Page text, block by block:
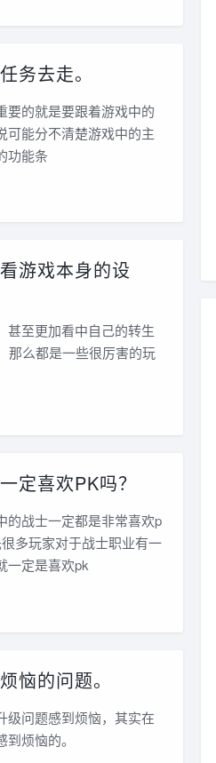
务去走。
要的就是要跟着游戏中的
可能分不清楚游戏中的主
功能条
游戏本身的设
甚至更加看中自己的转生
那么都是一些很厉害的玩
定喜欢PK吗？
的战士一定都是非常喜欢p
多玩家对于战士职业有一
一定是喜欢pk
恼的问题。
级问题感到烦恼，其实在
烦恼的。